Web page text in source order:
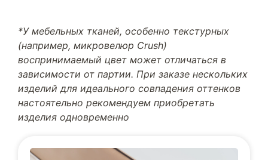
*У мебельных тканей, особенно текстурных
(например, микровелюр Crush)
воспринимаемый цвет может отличаться в
зависимости от партии. При заказе нескольких
изделий для идеального совпадения оттенков
настоятельно рекомендуем приобретать
изделия одновременно